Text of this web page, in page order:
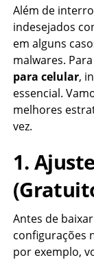
Além de
indesejados
em alguns
malwares.
para celular,
essencial.
melhores
vez.
1.
Antes de
configurações
por exemplo,